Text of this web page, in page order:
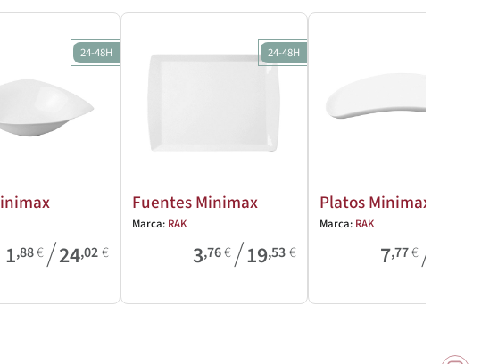
24-48H
1,88€/24,02€
24-48H
Fuentes Minimax
Marca: RAK
3,76€/19,53€
Platos Minimax
Marca: RAK
7,77€/